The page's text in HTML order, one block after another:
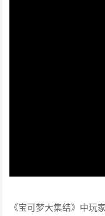
《宝可梦大集结》中玩